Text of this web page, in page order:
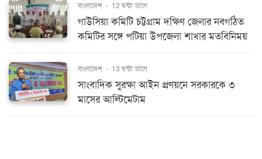
বাংলাদেশ - 12 ঘন্টা আগে
গাউসিয়া কমিটি চট্টগ্রাম দক্ষিণ জেলার নবগঠিত
কমিটির সঙ্গে পটিয়া উপজেলা শাখার মতবিনিময়
বাংলাদেশ - 13 ঘন্টা আগে
সাংবাদিক সুরক্ষা আইন প্রণয়নে সরকারকে ৩
মাসের আল্টিমেটাম